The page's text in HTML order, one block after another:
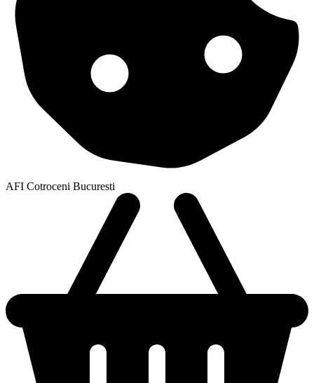
AFI Cotroceni Bucuresti